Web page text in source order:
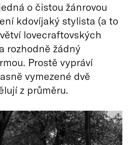
o čistou žánrovou
kdovíjaký stylista (a to
lovecraftovských
rozhodně žádný
Prostě vypráví
vymezené dvě
z průměru.